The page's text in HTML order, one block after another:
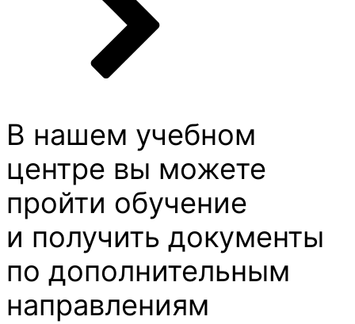
В нашем учебном
центре вы можете
пройти обучение
и получить документы
по дополнительным
направлениям